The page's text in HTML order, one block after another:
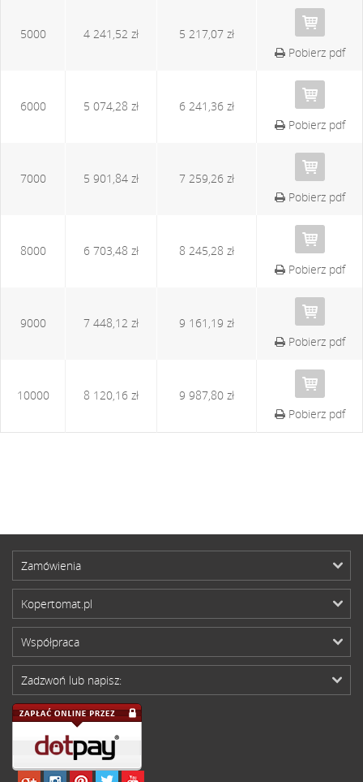
5000 4 241,52 zł
5 217,07 zł
Pobierz pdf
6000 5 074,28 zł
6 241,36 zł
Pobierz pdf
7000 5 901,84 zł
7 259,26 zł
Pobierz pdf
8000 6 703,48 zł
8 245,28 zł
Pobierz pdf
9000 7 448,12 zł
9 161,19 zł
Pobierz pdf
10000 8 120,16 zł
9 987,80 zł
Pobierz pdf
Zamówienia
Kopertomat.pl
Współpraca
Zadzwoń lub napisz: